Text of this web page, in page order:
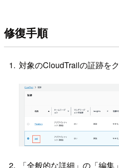
修復手順
対象のCloudTrailの証跡をク
「全般的な詳細」の「編集